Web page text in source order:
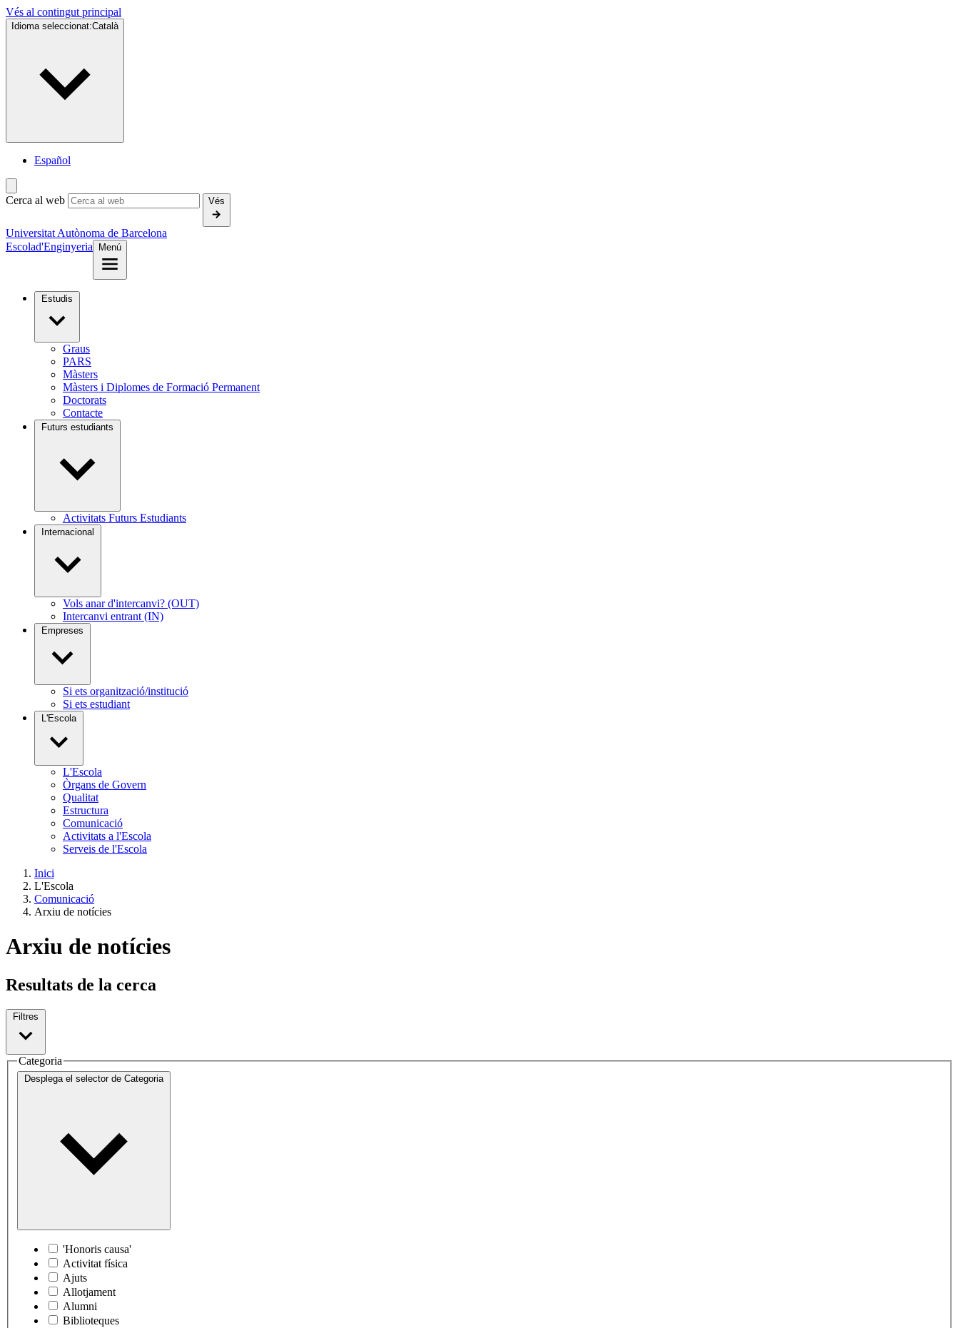
Vés al contingut principal
Idioma seleccionat:Català
Español
Cerca al web Vés
Universitat Autònoma de Barcelona
Escolad'Enginyeria Menú
Estudis
Graus
PARS
Màsters
Màsters i Diplomes de Formació Permanent
Doctorats
Contacte
Futurs estudiants
Activitats Futurs Estudiants
Internacional
Vols anar d'intercanvi? (OUT)
Intercanvi entrant (IN)
Empreses
Si ets organització/institució
Si ets estudiant
L'Escola
L'Escola
Òrgans de Govern
Qualitat
Estructura
Comunicació
Activitats a l'Escola
Serveis de l'Escola
Inici
L'Escola
Comunicació
Arxiu de notícies
Arxiu de notícies
Resultats de la cerca
Filtres
Categoria
Desplega el selector de Categoria
'Honoris causa'
Activitat física
Ajuts
Allotjament
Alumni
Biblioteques